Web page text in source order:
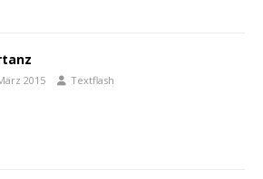
2015 Textflash